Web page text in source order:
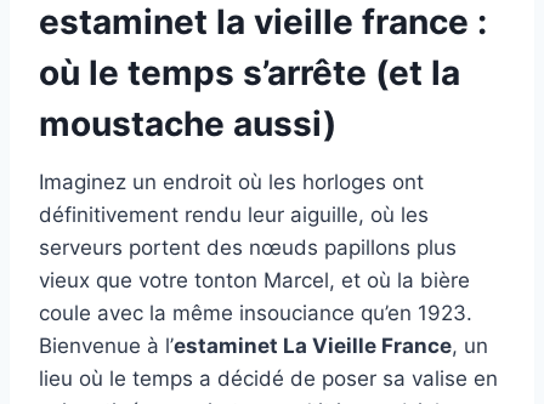
estaminet la vieille france :
où le temps s’arrête (et la
moustache aussi)
Imaginez un endroit où les horloges ont
définitivement rendu leur aiguille, où les
serveurs portent des nœuds papillons plus
vieux que votre tonton Marcel, et où la bière
coule avec la même insouciance qu’en 1923.
Bienvenue à l’estaminet La Vieille France, un
lieu où le temps a décidé de poser sa valise en